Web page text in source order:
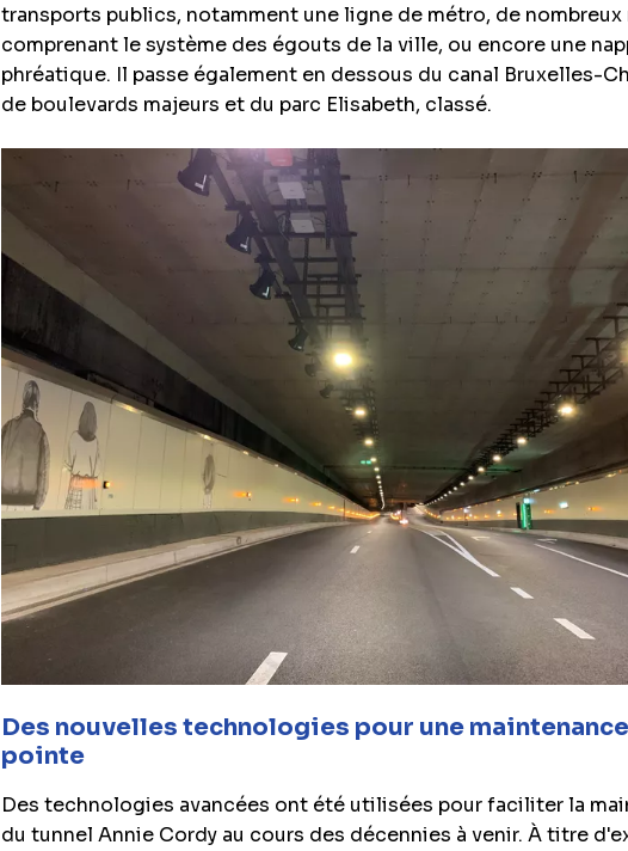
transports publics, notamment une ligne de métro, de nombreux
comprenant le système des égouts de la ville, ou encore une
phréatique. Il passe également en dessous du canal Bruxelles-
de boulevards majeurs et du parc Elisabeth, classé.
Des nouvelles technologies pour une
pointe
Des technologies avancées ont été utilisées pour faciliter la
du tunnel Annie Cordy au cours des décennies à venir. À titre